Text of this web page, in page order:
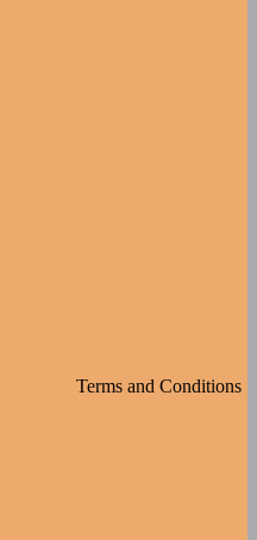
Terms and Conditions